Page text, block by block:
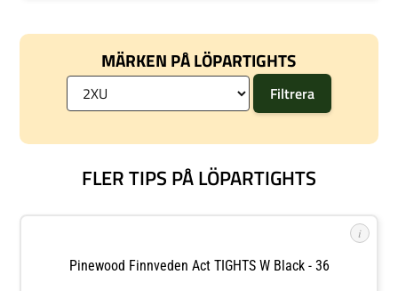
MÄRKEN PÅ LÖPARTIGHTS
FLER TIPS PÅ LÖPARTIGHTS
i
Pinewood Finnveden Act TIGHTS W Black - 36